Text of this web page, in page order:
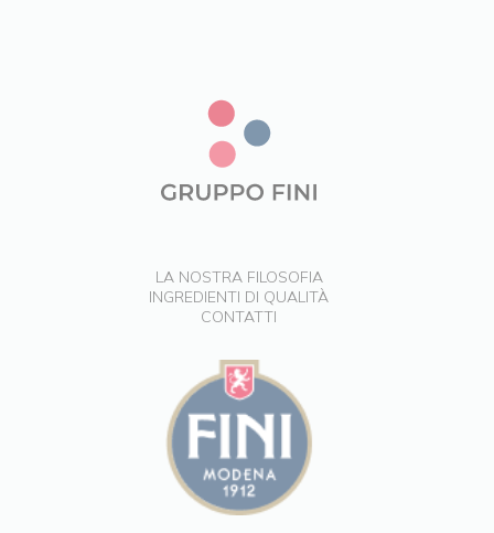
LA NOSTRA FILOSOFIA
INGREDIENTI DI QUALITÀ
CONTATTI